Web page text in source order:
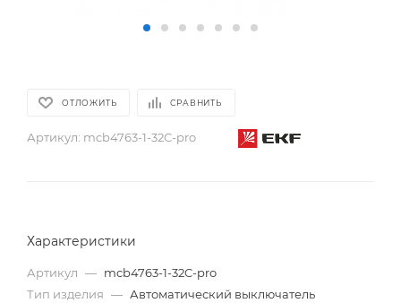
ОТЛОЖИТЬ СРАВНИТЬ
Артикул: mcb4763-1-32C-pro
Характеристики
Артикул — mcb4763-1-32C-pro
Тип изделия — Автоматический выключатель